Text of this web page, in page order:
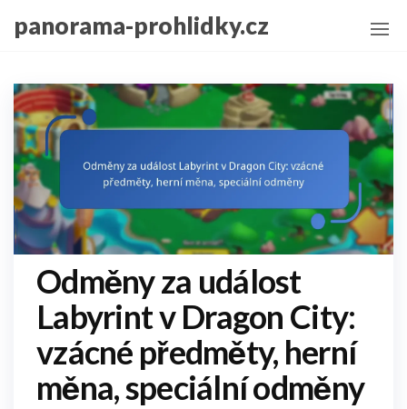
content
panorama-prohlidky.cz
Odměny za událost
Labyrint v Dragon City:
vzácné předměty, herní
měna, speciální odměny